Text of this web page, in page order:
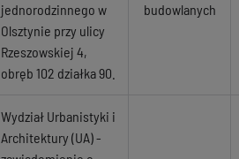
jednorodzinnego w
Olsztynie przy ulicy
Rzeszowskiej 4,
obręb 102 działka 90.
budowlanych
Wydział Urbanistyki i
Architektury (UA) -